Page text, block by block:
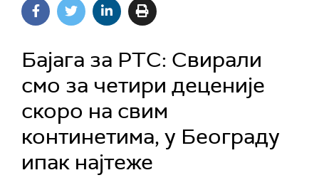
Бајага за РТС: Свирали
смо за четири деценије
скоро на свим
континетима, у Београду
ипак најтеже